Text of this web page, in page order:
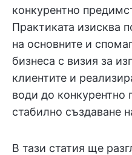
конкурентно
Практиката изисква
на основните и
бизнеса с визия за
клиентите и
води до конкурентно
стабилно създаване
В тази статия ще